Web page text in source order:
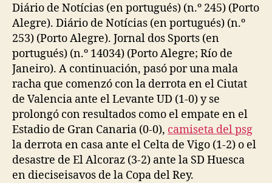
Diário de Notícias (en portugués) (n.º 245) (Porto
Alegre). Diário de Notícias (en portugués) (n.º
253) (Porto Alegre). Jornal dos Sports (en
portugués) (n.º 14034) (Porto Alegre; Río de
Janeiro). A continuación, pasó por una mala
racha que comenzó con la derrota en el Ciutat
de Valencia ante el Levante UD (1-0) y se
prolongó con resultados como el empate en el
Estadio de Gran Canaria (0-0), camiseta del psg
la derrota en casa ante el Celta de Vigo (1-2) o el
desastre de El Alcoraz (3-2) ante la SD Huesca
en dieciseisavos de la Copa del Rey.